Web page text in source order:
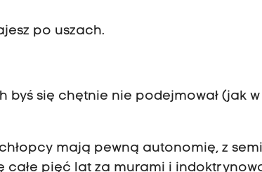
po uszach.
byś się chętnie nie podejmował (jak w
mają pewną autonomię, z
pięć lat za murami i